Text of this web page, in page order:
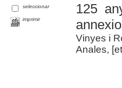
seleccionar
imprimir
125
Vinyes i
Anales,